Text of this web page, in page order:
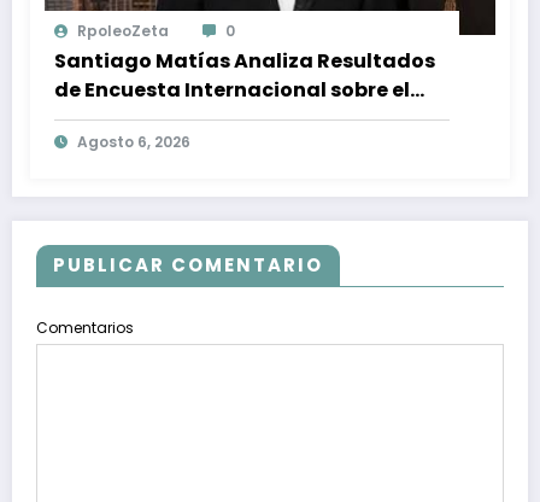
RpoleoZeta 0
Santiago Matías Analiza Resultados
de Encuesta Internacional sobre el
Panorama Político en República
Dominicana: Tendencias y Opiniones
Agosto 6, 2026
PUBLICAR COMENTARIO
Comentarios